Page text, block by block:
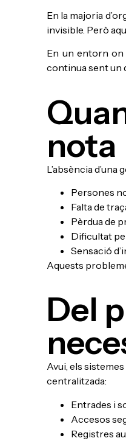
En la majoria
invisible. Però
En un entorn on
continua sent un
nota
L’absència
Persones
Falta de
Pèrdua de
Dificultat
Sensació
Aquests
Del
Avui, els
centralitzada:
Entrades i
Accesos
Registres